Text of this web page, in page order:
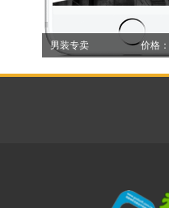
男装专卖 价格：